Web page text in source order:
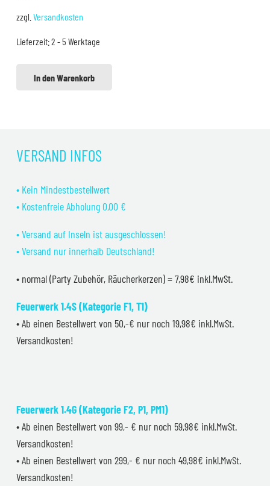
zzgl. Versandkosten
Lieferzeit:2 - 5 Werktage
In den Warenkorb
VERSAND INFOS
• Kein Mindestbestellwert
• Kostenfreie Abholung 0,00 €
• Versand auf Inseln ist ausgeschlossen!
• Versand nur innerhalb Deutschland!
• normal (Party Zubehör, Räucherkerzen) = 7,98€ inkl.MwSt.
Feuerwerk 1.4S (Kategorie F1, T1)
• Ab einen Bestellwert von 50,-€ nur noch 19,98€ inkl.MwSt.
Versandkosten!
Feuerwerk 1.4G (Kategorie F2, P1, PM1)
• Ab einen Bestellwert von 99,- € nur noch 59,98€ inkl.MwSt.
Versandkosten!
• Ab einen Bestellwert von 299,- € nur noch 49,98€ inkl.MwSt.
Versandkosten!